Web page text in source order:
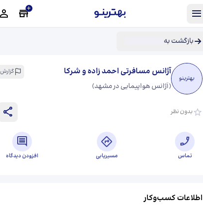
بازگشت به
بهترینو
آژانس مسافرتی احمد زاده و شرکا گزارش
(آژانس هواپیمایی در مشهد)
بدون نظر
تماس مسیریابی افزودن دیدگاه
اطلاعات کسب‌وکار